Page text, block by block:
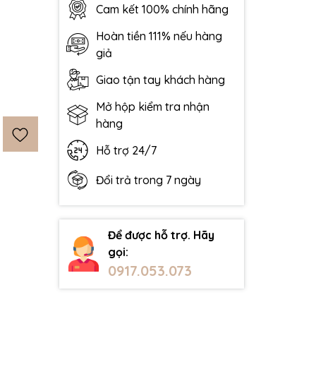
Cam kết 100% chính hãng
Hoàn tiền 111% nếu hàng
giả
Giao tận tay khách hàng
Mở hộp kiểm tra nhận
hàng
Hỗ trợ 24/7
Đổi trả trong 7 ngày
Để được hỗ trợ. Hãy
gọi:
0917.053.073